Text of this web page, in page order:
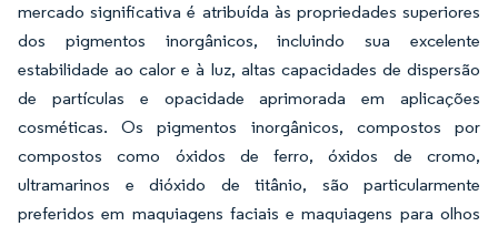
mercado significativa é atribuída às propriedades superiores
dos pigmentos inorgânicos, incluindo sua excelente
estabilidade ao calor e à luz, altas capacidades de dispersão
de partículas e opacidade aprimorada em aplicações
cosméticas. Os pigmentos inorgânicos, compostos por
compostos como óxidos de ferro, óxidos de cromo,
ultramarinos e dióxido de titânio, são particularmente
preferidos em maquiagens faciais e maquiagens para olhos